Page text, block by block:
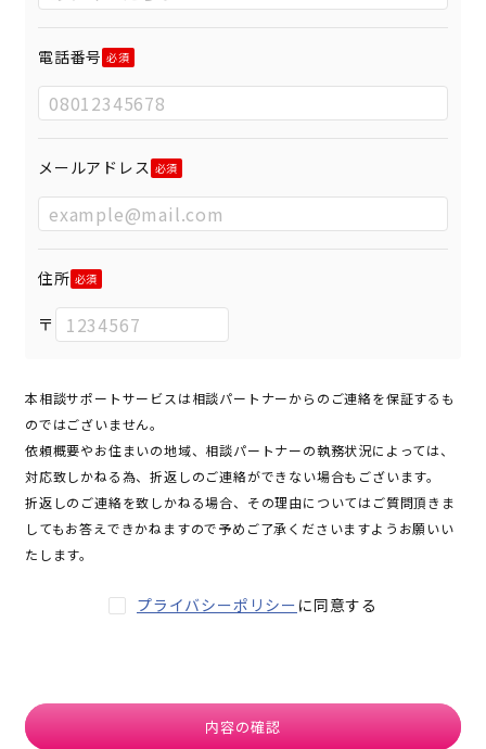
電話番号
メールアドレス
住所
〒
本相談サポートサービスは相談パートナーからのご連絡を保証するも
のではございません。
依頼概要やお住まいの地域、相談パートナーの執務状況によっては、
対応致しかねる為、折返しのご連絡ができない場合もございます。
折返しのご連絡を致しかねる場合、その理由についてはご質問頂きま
してもお答えできかねますので予めご了承くださいますようお願いい
たします。
プライバシーポリシー に同意する
内容の確認